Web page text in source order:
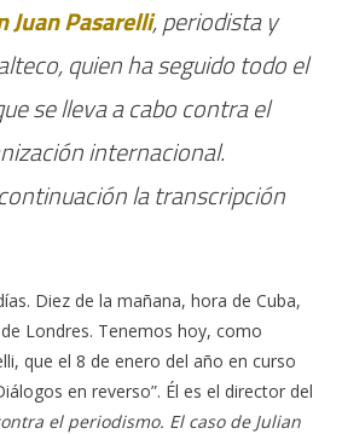
Juan Pasarelli, periodista y
quien ha seguido todo el
se lleva a cabo contra el
internacional.
la transcripción
Diez de la mañana, hora de Cuba,
Londres. Tenemos hoy, como
que el 8 de enero del año en curso
en reverso”. Él es el director del
el periodismo. El caso de Julian